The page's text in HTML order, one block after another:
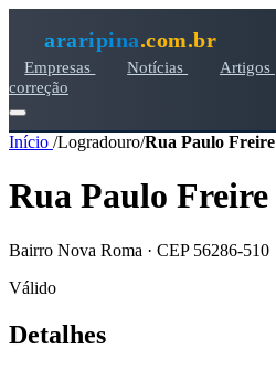
araripina.com.br
Empresas Notícias Artigos
correção
Início /Logradouro/Rua Paulo Freire
Rua Paulo Freire
Bairro Nova Roma · CEP 56286-510
Válido
Detalhes